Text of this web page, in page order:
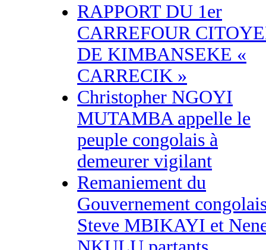
RAPPORT DU 1er
CARREFOUR
DE KIMBANSEKE «
CARRECIK »
Christopher NGOYI
MUTAMBA appelle le
peuple congolais à
demeurer vigilant
Remaniement du
Gouvernement
Steve MBIKAYI et